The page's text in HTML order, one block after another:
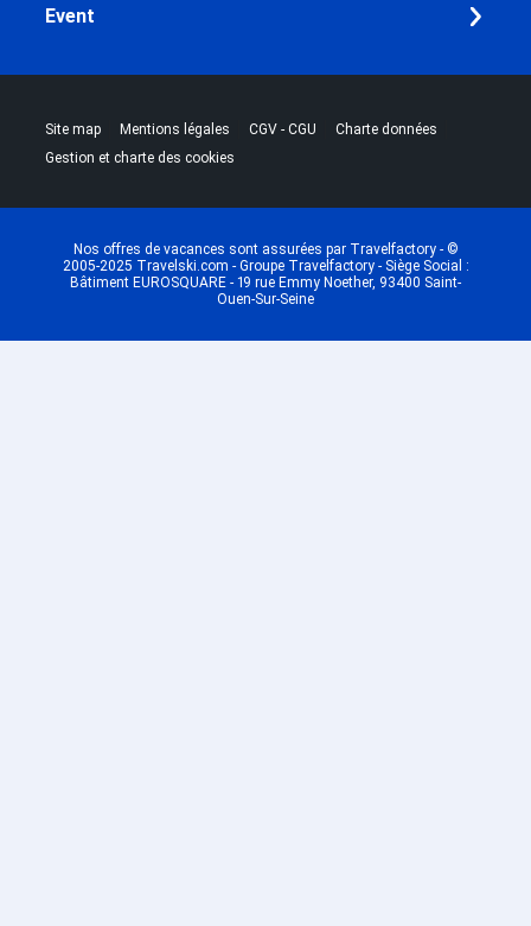
Event
Site map |Mentions légales |CGV - CGU |Charte données
Gestion et charte des cookies
Nos offres de vacances sont assurées par Travelfactory - ©
2005-2025 Travelski.com - Groupe Travelfactory - Siège Social :
Bâtiment EUROSQUARE - 19 rue Emmy Noether, 93400 Saint-
Ouen-Sur-Seine